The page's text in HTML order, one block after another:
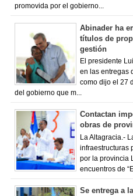
promovida por el gobierno...
Abinader ha
títulos de
gestión
El presidente
en las entregas
como dijo el 27
del gobierno que m...
Contactan
obras de
La Altagracia.-
infraestructuras
por la provincia
encuentros de
Se entrega a